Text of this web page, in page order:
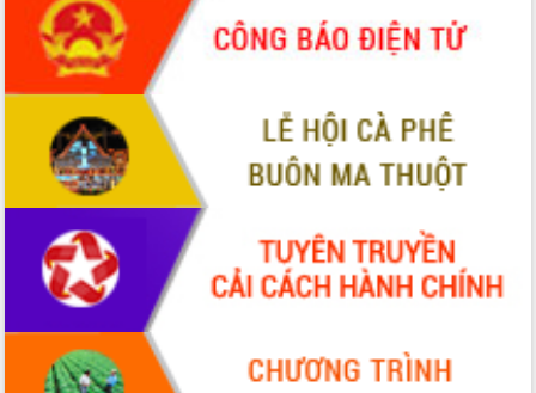
món ăn từ sầu riêng
Đắk Lắk công bố Quy hoạch và xúc
tiến đầu tư tỉnh
Ngành cá ngừ Đắk Lắk chủ động thích
ứng để giữ vững thị trường xuất khẩu
Diễn đàn Kinh tế tư nhân Việt Nam đột
phá cơ chế - Hợp tác công tư
Đề án 06 tạo bước ngoặt đột phá trong
cải cách hành chính tỉnh Đắk Lắk
Kết nối tour, đẩy mạnh chuyển đổi số
để phát triển du lịch Đắk Lắk
Khởi động Dự án Đầu tư xây dựng hạ
tầng kỹ thuật Cụm công nghiệp Tân
Gặp mặt các cơ quan báo chí nhân Kỷ